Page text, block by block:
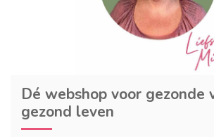
Dé webshop voor gezonde
gezond leven